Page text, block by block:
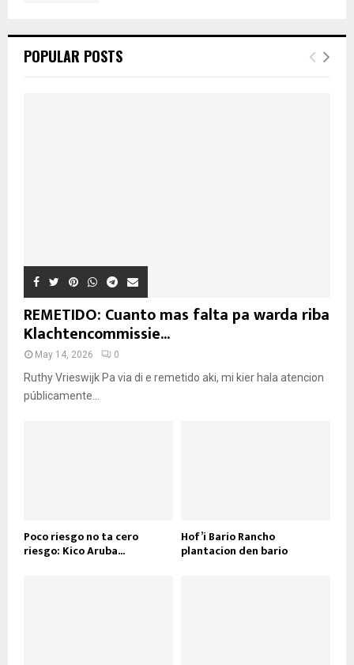
POPULAR POSTS
REMETIDO: Cuanto mas falta pa warda riba
Klachtencommissie...
May 14, 2026 0
Ruthy Vrieswijk Pa via di e remetido aki, mi kier hala atencion
públicamente...
Poco riesgo no ta cero
riesgo: Kico Aruba...
Hof’i Bario Rancho
plantacion den bario